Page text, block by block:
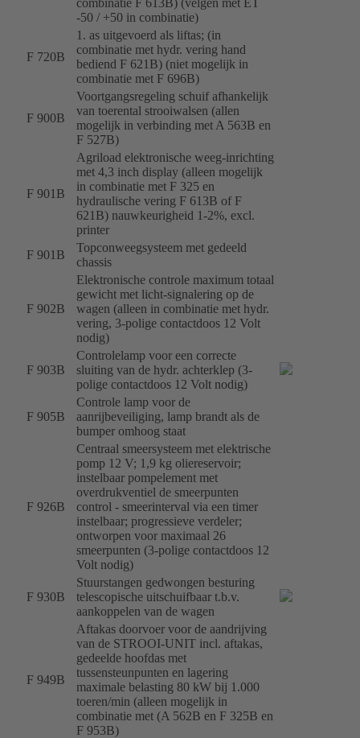
-50 / +50 in combinatie)
F 720B
1. as uitgevoerd als liftas; (in
combinatie met hydr. vering hand
bediend F 621B) (niet mogelijk in
combinatie met F 696B)
F 900B
Voortgangsregeling schuif afhankelijk
van toerental strooiwalsen (allen
mogelijk in verbinding met A 563B en
F 527B)
F 901B
Agriload elektronische weeg-inrichting
met 4,3 inch display (alleen mogelijk
in combinatie met F 325 en
hydraulische vering F 613B of F
621B) nauwkeurigheid 1-2%, excl.
printer
F 901B
Topconweegsysteem met gedeeld
chassis
F 902B
Elektronische controle maximum totaal
gewicht met licht-signalering op de
wagen (alleen in combinatie met hydr.
vering, 3-polige contactdoos 12 Volt
nodig)
F 903B
Controlelamp voor een correcte
sluiting van de hydr. achterklep (3-
polige contactdoos 12 Volt nodig)
F 905B
Controle lamp voor de
aanrijbeveiliging, lamp brandt als de
bumper omhoog staat
F 926B
Centraal smeersysteem met elektrische
pomp 12 V; 1,9 kg oliereservoir;
instelbaar pompelement met
overdrukventiel de smeerpunten
control - smeerinterval via een timer
instelbaar; progressieve verdeler;
ontworpen voor maximaal 26
smeerpunten (3-polige contactdoos 12
Volt nodig)
F 930B
Stuurstangen gedwongen besturing
telescopische uitschuifbaar t.b.v.
aankoppelen van de wagen
F 949B
Aftakas doorvoer voor de aandrijving
van de STROOI-UNIT incl. aftakas,
gedeelde hoofdas met
tussensteunpunten en lagering
maximale belasting 80 kW bij 1.000
toeren/min (alleen mogelijk in
combinatie met (A 562B en F 325B en
F 953B)